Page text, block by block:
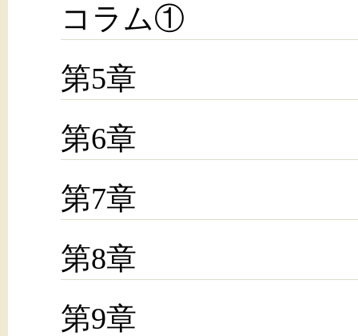
コラム①
第5章
第6章
第7章
第8章
第9章